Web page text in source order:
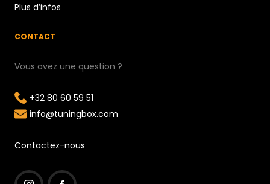
Plus d’infos
CONTACT
Vous avez une question ?
+32 80 60 59 51
info@tuningbox.com
Contactez-nous